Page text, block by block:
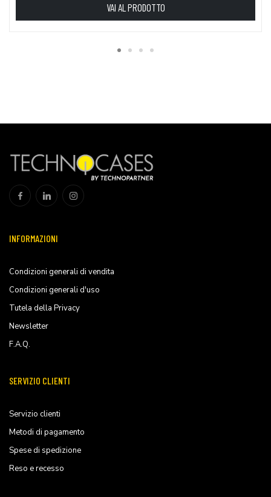
VAI AL PRODOTTO
INFORMAZIONI
Condizioni generali di vendita
Condizioni generali d'uso
Tutela della Privacy
Newsletter
F.A.Q.
SERVIZIO CLIENTI
Servizio clienti
Metodi di pagamento
Spese di spedizione
Reso e recesso